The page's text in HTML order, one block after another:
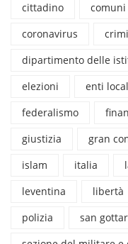
cittadino
comuni
coronavirus
dipartimento delle
elezioni
enti
federalismo
giustizia
gran
islam
italia
leventina
libertà
polizia
san